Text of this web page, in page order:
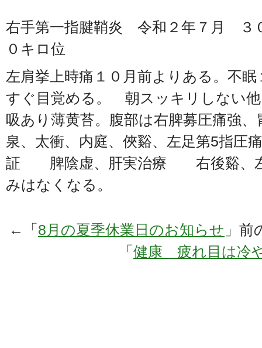
右手第一指腱鞘炎 令和２年７月
０キロ位
左肩挙上時痛１０月前よりある。不
すぐ目覚める。 朝スッキリしない他
吸あり薄黄苔。腹部は右脾募圧痛強
泉、太衝、内庭、俠谿、左足第5指圧
証 脾陰虚、肝実治療 右後谿、
みはなくなる。
←「 8月の夏季休業日のお知らせ 」
「 健康 疲れ目は冷